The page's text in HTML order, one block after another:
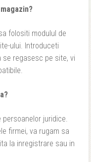
folositi modulul de
ului. Introduceti
regasesc pe site, vi
juridice.
firmei, va rugam sa
la inregistrare sau in